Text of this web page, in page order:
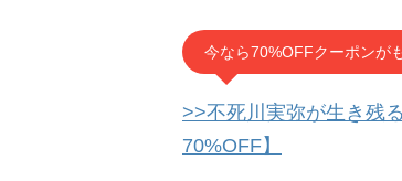
今なら70%OFFクーポンが
>>不死川実弥が生き残
70%OFF】